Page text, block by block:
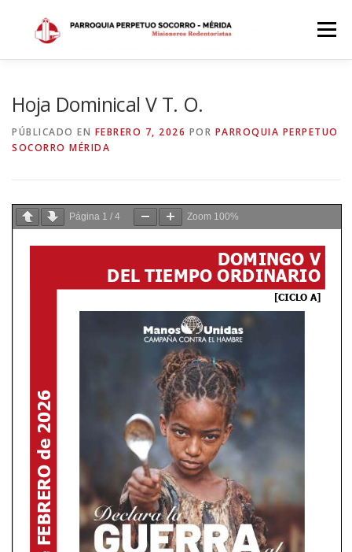
contenido
Menú
HORARIOS
SACRAMENTOS CALENDARIO PARROQUIAL 2024
Hoja Dominical V T. O.
PÚBLICADO EN FEBRERO 7, 2026 POR PARROQUIA PERPETUO
SOCORRO MÉRIDA
Página 1 / 4 Zoom 100%